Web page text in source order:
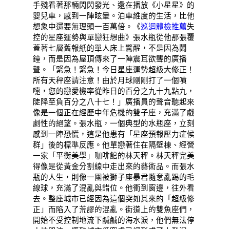
手殘看著那輛閃閃發光、還在播放《小星星》的
嬰兒車，感到一陣眩暈。泊車維度的生活，比他
想象中還要無理頭一百萬倍。《巡迴體檢推薦失
控的星座運勢與單戀狂想曲》張水瓶從他那張覆
蓋著七層舊報紙的單人床上驚醒，不是因為鬧
鐘，而是因為屋頂傳來了一陣震耳欲聾的廣播
聲。「緊急！緊急！今日星座運勢超級大修正！
所有天秤座請注意！由於月球剛剛打了一個噴
嚏，您的戀愛機率從昨日的百分之九十九點九，
陡降至負百分之八十七！」廣播員的聲音聽起來
像是一個正在經歷中年危機的雙子座，充滿了戲
劇性的絕望。張水瓶，一個典型的水瓶座，立刻
感到一陣恐慌，這是他患有「星座預報壓力症候
群」後的標準反應。他單戀著住在隔壁棟、經營
一家「平衡美學」咖啡館的林天秤。林天秤完美
得像是從黃金分割線中走出來的藝術品。而張水
瓶的人生，則像一團被獅子座暴君隨意亂踢的毛
線球，充滿了混亂與錯位。他衝到窗邊，往外看
去。整座城市已經因為這個突如其來的「超級修
正」而陷入了荒謬的混亂。街道上的雙魚座們，
開始不受控制地流下鹹鹹的海水淚，他們無法停